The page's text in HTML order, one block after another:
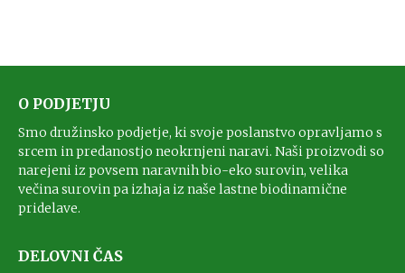
O PODJETJU
Smo družinsko podjetje, ki svoje poslanstvo opravljamo s
srcem in predanostjo neokrnjeni naravi. Naši proizvodi so
narejeni iz povsem naravnih bio-eko surovin, velika
večina surovin pa izhaja iz naše lastne biodinamične
pridelave.
DELOVNI ČAS